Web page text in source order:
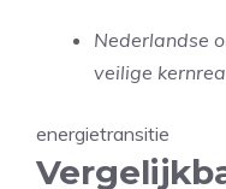
Nederlandse
veilige
energietransitie